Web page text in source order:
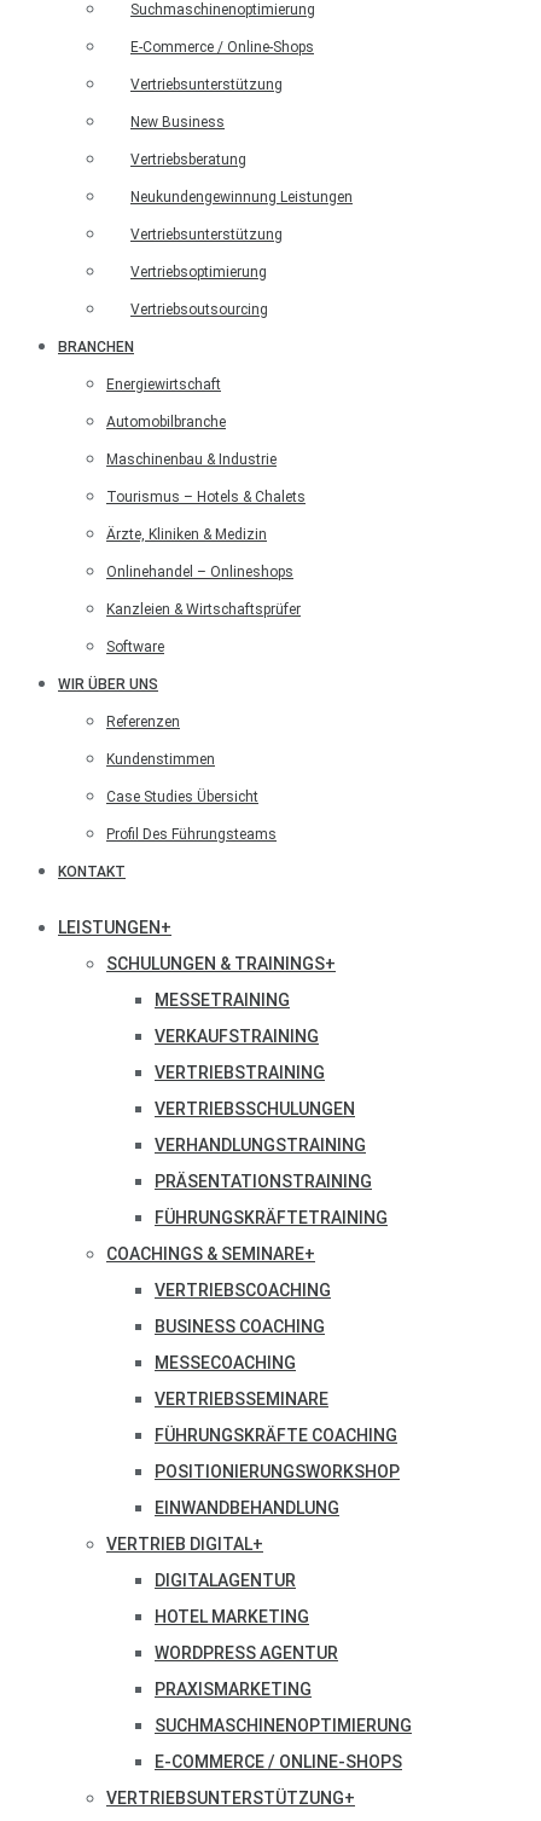
Suchmaschinenoptimierung
E-Commerce / Online-Shops
Vertriebsunterstützung
New Business
Vertriebsberatung
Neukundengewinnung Leistungen
Vertriebsunterstützung
Vertriebsoptimierung
Vertriebsoutsourcing
BRANCHEN
Energiewirtschaft
Automobilbranche
Maschinenbau & Industrie
Tourismus – Hotels & Chalets
Ärzte, Kliniken & Medizin
Onlinehandel – Onlineshops
Kanzleien & Wirtschaftsprüfer
Software
WIR ÜBER UNS
Referenzen
Kundenstimmen
Case Studies Übersicht
Profil Des Führungsteams
KONTAKT
LEISTUNGEN+
SCHULUNGEN & TRAININGS+
MESSETRAINING
VERKAUFSTRAINING
VERTRIEBSTRAINING
VERTRIEBSSCHULUNGEN
VERHANDLUNGSTRAINING
PRÄSENTATIONSTRAINING
FÜHRUNGSKRÄFTETRAINING
COACHINGS & SEMINARE+
VERTRIEBSCOACHING
BUSINESS COACHING
MESSECOACHING
VERTRIEBSSEMINARE
FÜHRUNGSKRÄFTE COACHING
POSITIONIERUNGSWORKSHOP
EINWANDBEHANDLUNG
VERTRIEB DIGITAL+
DIGITALAGENTUR
HOTEL MARKETING
WORDPRESS AGENTUR
PRAXISMARKETING
SUCHMASCHINENOPTIMIERUNG
E-COMMERCE / ONLINE-SHOPS
VERTRIEBSUNTERSTÜTZUNG+